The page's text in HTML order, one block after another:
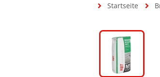
Startseite